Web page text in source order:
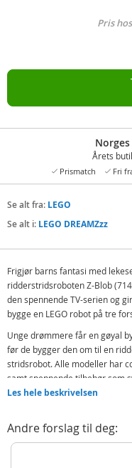
Pris
Årets
Prismatch Fri
Se alt fra: LEGO
Se alt i: LEGO DREAMZzz
Frigjør barns fantasi med
ridderstridsroboten Z-Blob
den spennende TV-serien og
bygge en LEGO robot på tre
Unge drømmere får en gøyal
før de bygger den om til en
stridsrobot. Alle modeller har
samt spennende tilbehør som
mitraljøser. For ekstra
Med fire LEGO DREAMZzz
dobbeltgjengere, MadTeo og
Les hele beskrivelsen
Andre forslag til deg: